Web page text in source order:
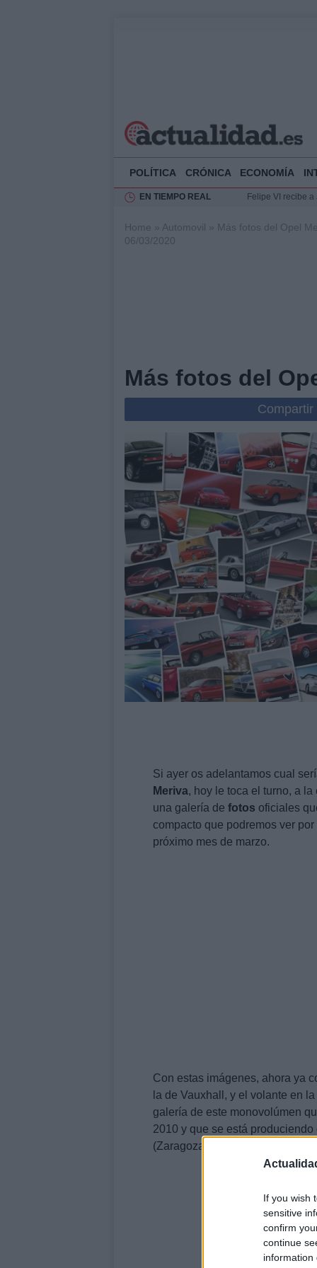
If you wish
sensitive
confirm
continue
information
POLÍTICA CRÓNICA ECONOMÍA
EN TIEMPO REAL
Felipe VI recibe
Impacto
Home » Automovil » Más fotos del Opel
06/03/2020
Más fotos del
Si ayer os adelantamos cual
Meriva, hoy le toca el turno, a
una galería de fotos oficiales
compacto que podremos ver
próximo mes de marzo.
Con estas imágenes, ahora ya
la de Vauxhall, y el volante en
galería de este monovolúmen
2010 y que se está produciendo
(Zaragoza).